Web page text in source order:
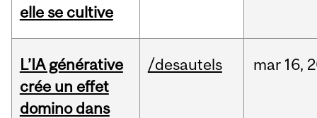
elle se cultive
L’IA générative
crée un effet
domino dans
/desautels mar 16,